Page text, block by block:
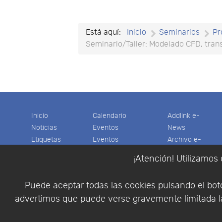
¡Atención!
Puede aceptar todas las cookies pulsando el
advertimos que puede verse gravemente limitada
Está aquí: Inicio Seminarios
Seminario/Taller: Modelado CFD,
Inicio
Noticias
Etiquetas
Cesta
Calendario
Eventos
Eventos
Colaboradores
Descargas
Videos
Addlink e-
News
Archivo e-
Software
Multifisica.com
Síganos